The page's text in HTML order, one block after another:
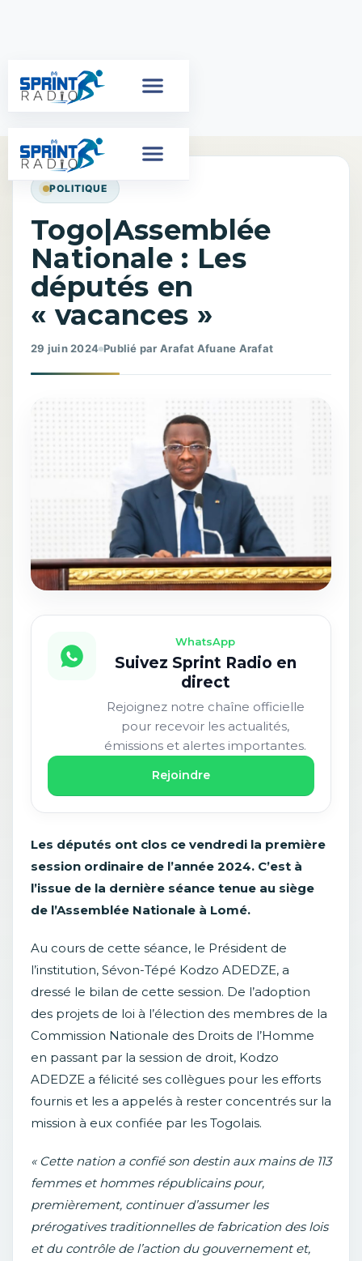
POLITIQUE
Togo|Assemblée
Nationale : Les
députés en
« vacances »
29 juin 2024 Publié par Arafat Afuane Arafat
WhatsApp
Suivez Sprint Radio en
direct
Rejoignez notre chaîne officielle
pour recevoir les actualités,
émissions et alertes importantes.
Rejoindre
Les députés ont clos ce vendredi la première
session ordinaire de l’année 2024. C’est à
l’issue de la dernière séance tenue au siège
de l’Assemblée Nationale à Lomé.
Au cours de cette séance, le Président de
l’institution, Sévon-Tépé Kodzo ADEDZE, a
dressé le bilan de cette session. De l’adoption
des projets de loi à l’élection des membres de la
Commission Nationale des Droits de l’Homme
en passant par la session de droit, Kodzo
ADEDZE a félicité ses collègues pour les efforts
fournis et les a appelés à rester concentrés sur la
mission à eux confiée par les Togolais.
« Cette nation a confié son destin aux mains de 113
femmes et hommes républicains pour,
premièrement, continuer d’assumer les
prérogatives traditionnelles de fabrication des lois
et du contrôle de l’action du gouvernement et,